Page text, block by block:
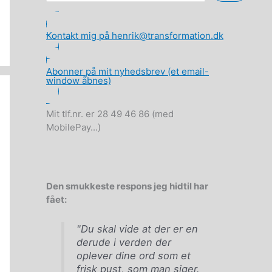
Kontakt mig på henrik@transformation.dk
Abonner på mit nyhedsbrev (et email-
window åbnes)
Mit tlf.nr. er 28 49 46 86 (med
MobilePay...)
Den smukkeste respons jeg hidtil har
fået:
"Du skal vide at der er en
derude i verden der
oplever dine ord som et
frisk pust, som man siger.